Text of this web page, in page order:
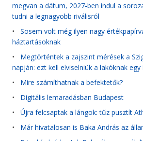
megvan a dátum, 2027-ben indul a
tudni a legnagyobb riválisról
• Sosem volt még ilyen nagy
háztartásoknak
• Megtörténtek a zajszint mérések a
napján: ezt kell elviselniük a lakóknak
• Mire számíthatnak a befektetők?
• Digitális lemaradásban Budapest
• Újra felcsaptak a lángok: tűz pusztít
• Már hivatalosan is Baka András az